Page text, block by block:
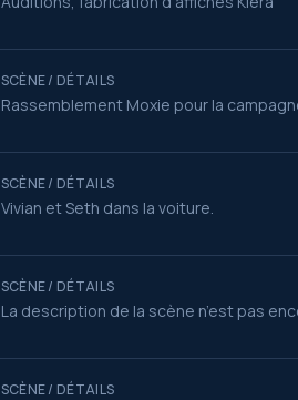
SCÈNE / DÉTAILS
Rassemblement Moxie pour la
SCÈNE / DÉTAILS
Vivian et Seth dans la voiture.
SCÈNE / DÉTAILS
La description de la scène n’est pas
SCÈNE / DÉTAILS